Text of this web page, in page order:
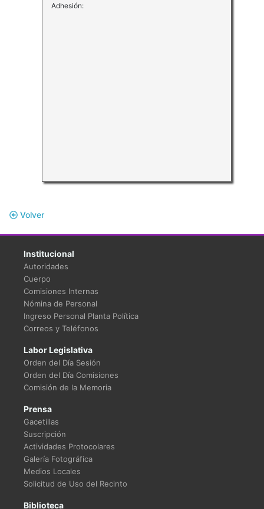
Adhesión:
Volver
Institucional
Autoridades
Cuerpo
Comisiones Internas
Nómina de Personal
Ingreso Personal Planta Política
Correos y Teléfonos
Labor Legislativa
Orden del Día Sesión
Orden del Día Comisiones
Comisión de la Memoria
Prensa
Gacetillas
Suscripción
Actividades Protocolares
Galería Fotográfica
Medios Locales
Solicitud de Uso del Recinto
Biblioteca